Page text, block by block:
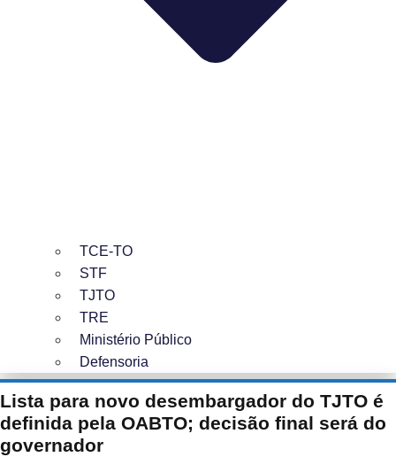
TCE-TO
STF
TJTO
TRE
Ministério Público
Defensoria
Lista para novo desembargador do TJTO é
definida pela OABTO; decisão final será do
governador